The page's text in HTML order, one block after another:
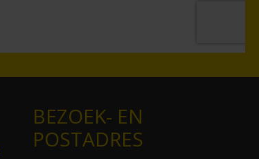
BEZOEK- EN
POSTADRES